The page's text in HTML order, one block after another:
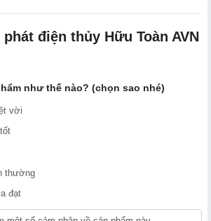
điện thủy​ Hữu Toàn AVN
như thế nào? (chọn sao nhé)
vời
thường
đạt